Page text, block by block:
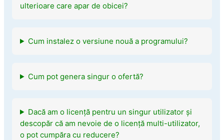
ulterioare care apar de obicei?
Cum instalez o versiune nouă a programului?
Cum pot genera singur o ofertă?
Dacă am o licență pentru un singur utilizator și
descopăr că am nevoie de o licență multi-utilizator,
o pot cumpăra cu reducere?